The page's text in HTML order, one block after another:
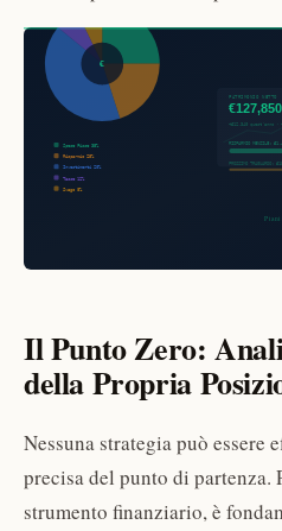
Il Punto Zero:
della Propria
Nessuna strategia può essere
precisa del punto di partenza.
strumento finanziario, è